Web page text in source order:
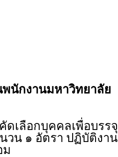
พนักงานมหาวิทยาลัย
เลือกบุคคลเพื่อบรรจุ
วน ๑ อัตรา ปฏิบัติงาน
ม